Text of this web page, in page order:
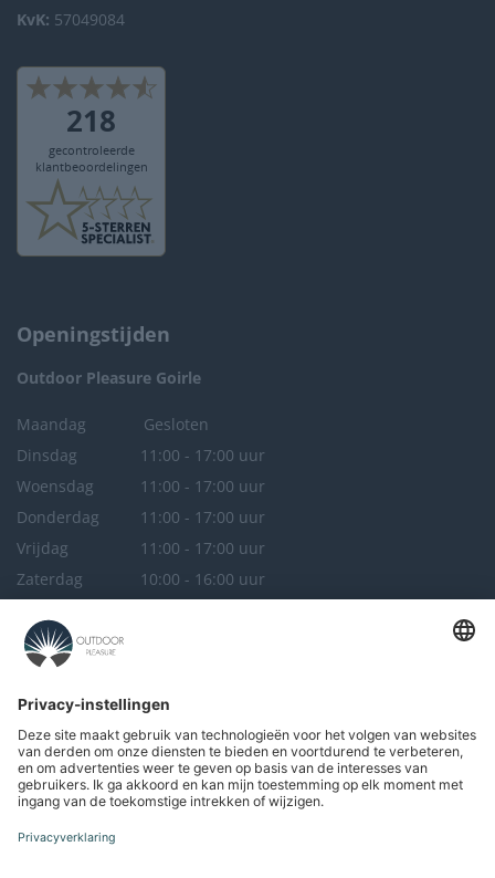
Openingstijden
Outdoor Pleasure Goirle
Maandag
Gesloten
Dinsdag
11:00 - 17:00 uur
Woensdag
11:00 - 17:00 uur
Donderdag
11:00 - 17:00 uur
Vrijdag
11:00 - 17:00 uur
Zaterdag
10:00 - 16:00 uur
Outdoor Pleasure
Maandag
Gesloten
Dinsdag
Gesloten
Woensdag
11:00 - 17:00 uur
Donderdag
11:00 - 17:00 uur
KvK: 57049084